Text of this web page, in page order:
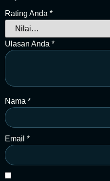
Rating Anda *
Ulasan Anda *
Nama *
Email *